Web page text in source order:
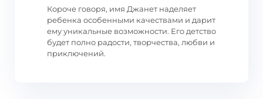
Короче говоря, имя Джанет наделяет
ребенка особенными качествами и дарит
ему уникальные возможности. Его детство
будет полно радости, творчества, любви и
приключений.